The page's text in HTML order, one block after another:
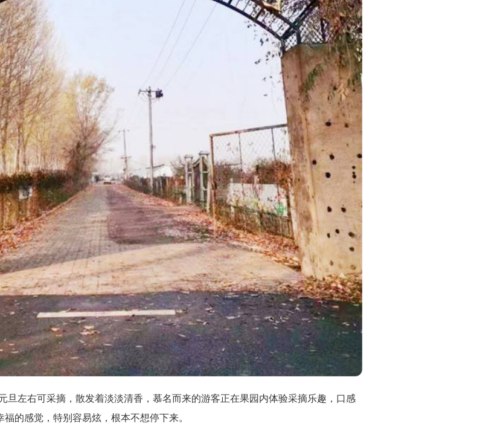
旦左右可采摘，散发着淡淡清香，慕名而来的游客正在果园内体验采摘乐趣，口感
的感觉，特别容易炫，根本不想停下来。